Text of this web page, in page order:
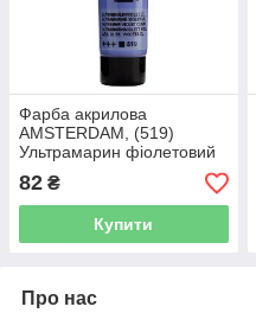
Фарба акрилова
AMSTERDAM, (519)
Ультрамарин фіолетовий
світлий, 20 мл, Royal
Talens
82 ₴
Купити
Про нас